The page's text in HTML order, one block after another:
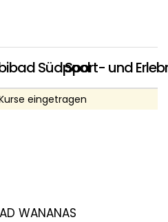
SüdpoolSport- und
eingetragen
Wananas